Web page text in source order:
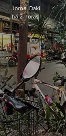
Jornal Daki
há 2 horas